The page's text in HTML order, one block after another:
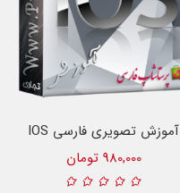
آموزش تصویری فارسی IOS
980,000 تومان